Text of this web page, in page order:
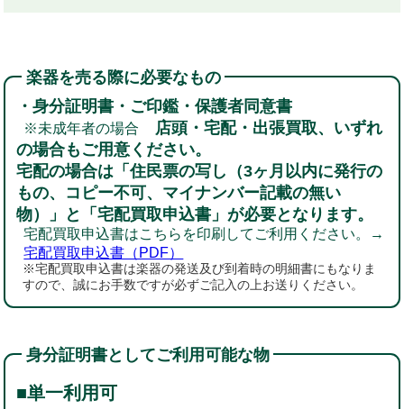
楽器を売る際に必要なもの
・身分証明書・ご印鑑・保護者同意書
※未成年者の場合
店頭・宅配・出張買取、いずれ
の場合もご用意ください。
宅配の場合は「住民票の写し（3ヶ月以内に発行の
もの、コピー不可、マイナンバー記載の無い
物）」と「宅配買取申込書」が必要となります。
宅配買取申込書はこちらを印刷してご利用ください。→
宅配買取申込書（PDF）
※宅配買取申込書は楽器の発送及び到着時の明細書にもなりま
すので、誠にお手数ですが必ずご記入の上お送りください。
身分証明書としてご利用可能な物
■単一利用可